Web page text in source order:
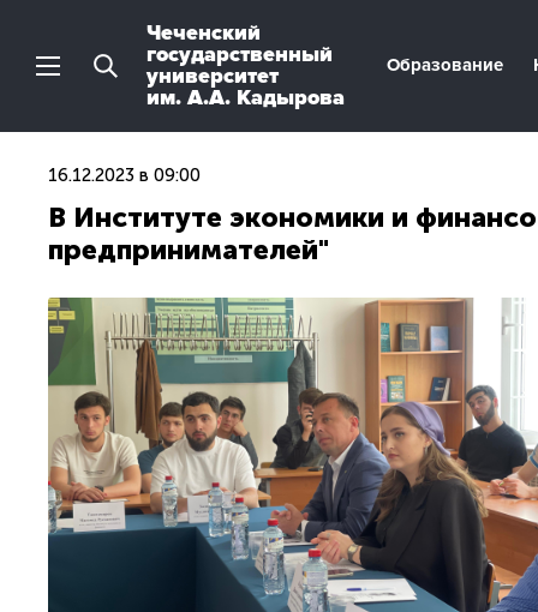
Чеченский
государственный
университет
им. А.А. Кадырова
Образование
16.12.2023 в 09:00
В Институте экономики и
предпринимателей"